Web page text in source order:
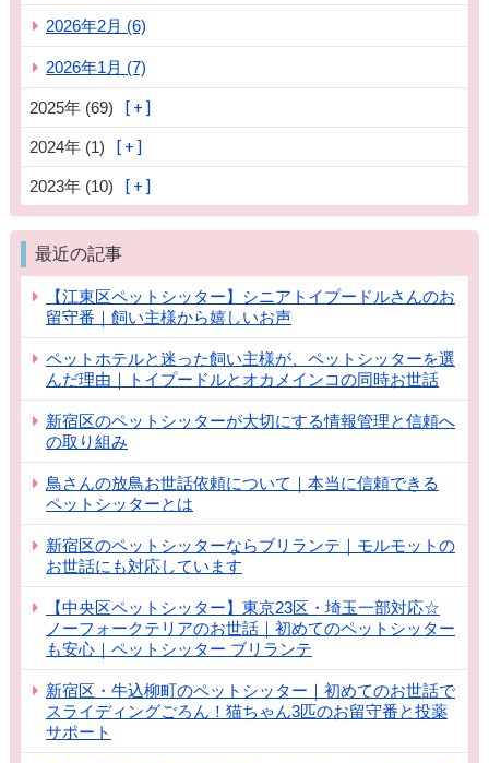
2026年2月 (6)
2026年1月 (7)
2025年 (69)
2024年 (1)
2023年 (10)
最近の記事
【江東区ペットシッター】シニアトイプードルさんのお
留守番｜飼い主様から嬉しいお声
ペットホテルと迷った飼い主様が、ペットシッターを選
んだ理由｜トイプードルとオカメインコの同時お世話
新宿区のペットシッターが大切にする情報管理と信頼へ
の取り組み
鳥さんの放鳥お世話依頼について｜本当に信頼できる
ペットシッターとは
新宿区のペットシッターならブリランテ｜モルモットの
お世話にも対応しています
【中央区ペットシッター】東京23区・埼玉一部対応☆
ノーフォークテリアのお世話｜初めてのペットシッター
も安心｜ペットシッター ブリランテ
新宿区・牛込柳町のペットシッター｜初めてのお世話で
スライディングごろん！猫ちゃん3匹のお留守番と投薬
サポート